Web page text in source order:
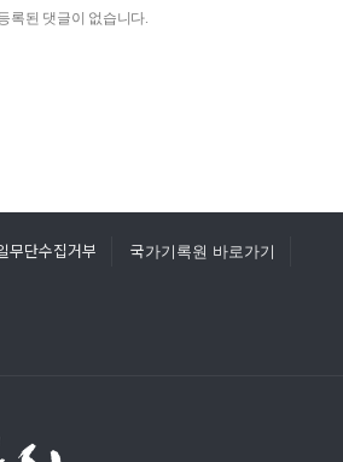
록된 댓글이 없습니다.
무단수집거부
국가기록원 바로가기